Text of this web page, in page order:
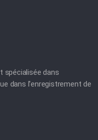
spécialisée dans
dans l'enregistrement de